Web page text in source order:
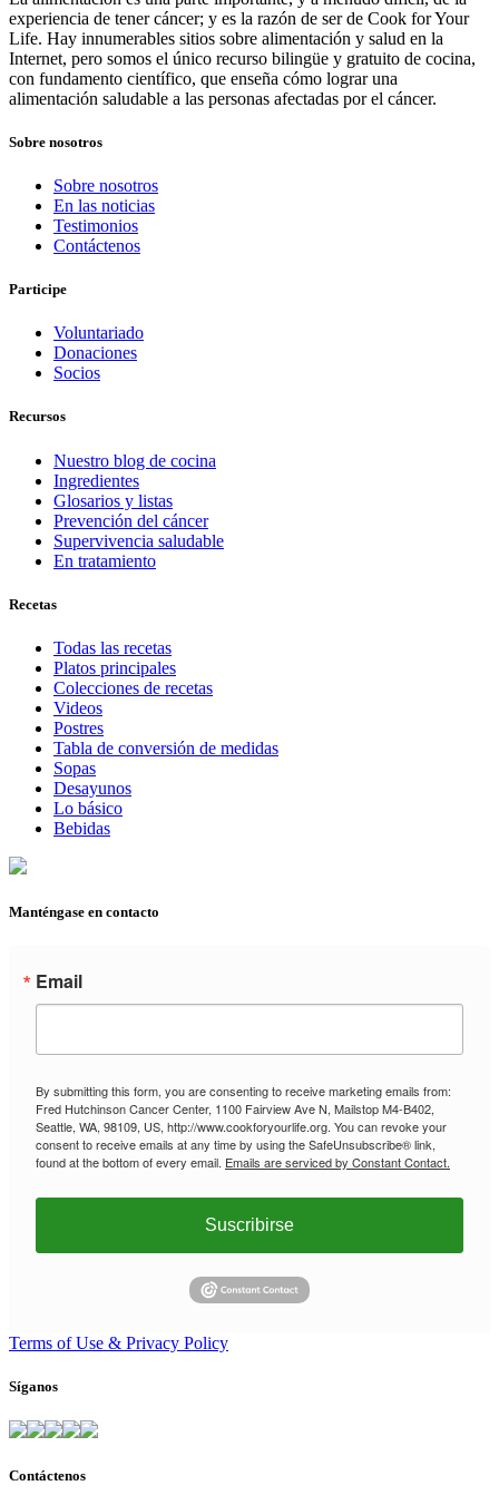
experiencia de tener cáncer; y es la razón de ser de Cook for Your
Life. Hay innumerables sitios sobre alimentación y salud en la
Internet, pero somos el único recurso bilingüe y gratuito de cocina,
con fundamento científico, que enseña cómo lograr una
alimentación saludable a las personas afectadas por el cáncer.
Sobre nosotros
Sobre nosotros
En las noticias
Testimonios
Contáctenos
Participe
Voluntariado
Donaciones
Socios
Recursos
Nuestro blog de cocina
Ingredientes
Glosarios y listas
Prevención del cáncer
Supervivencia saludable
En tratamiento
Recetas
Todas las recetas
Platos principales
Colecciones de recetas
Videos
Postres
Tabla de conversión de medidas
Sopas
Desayunos
Lo básico
Bebidas
Manténgase en contacto
Email
By submitting this form, you are consenting to receive marketing emails from:
Fred Hutchinson Cancer Center, 1100 Fairview Ave N, Mailstop M4-B402,
Seattle, WA, 98109, US, http://www.cookforyourlife.org. You can revoke your
consent to receive emails at any time by using the SafeUnsubscribe® link,
found at the bottom of every email. Emails are serviced by Constant Contact.
Suscribirse
Terms of Use & Privacy Policy
Síganos
Contáctenos